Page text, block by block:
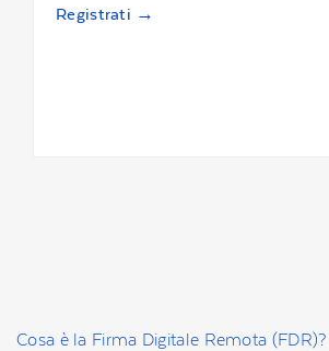
Registrati →
Cosa è la Firma Digitale Remota (FDR)?